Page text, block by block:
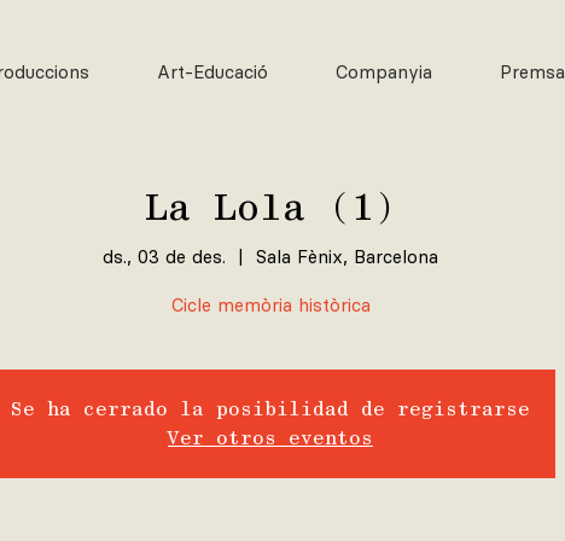
Art-Educació Companyia Premsa
La Lola (1)
ds., 03 de des. Sala Fènix, Barcelona
Cicle memòria històrica
Se ha cerrado la posibilidad de registrarse
Ver otros eventos